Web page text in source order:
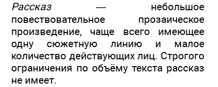
Рассказ— небольшое
повествовательное прозаическое
произведение, чаще всего имеющее
одну сюжетную линию и малое
количество действующих лиц. Строгого
ограничения по объёму текста рассказ
не имеет.